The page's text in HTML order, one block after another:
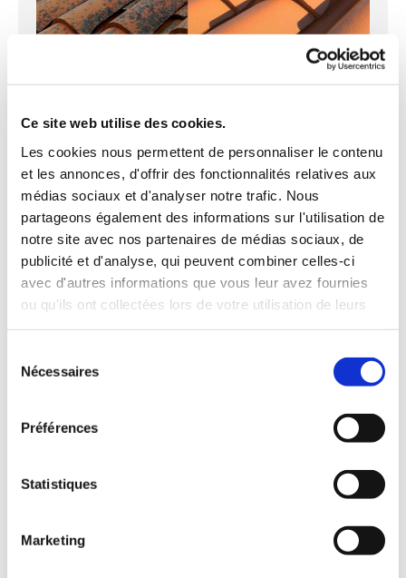
Ce site web utilise des cookies.
Les cookies nous permettent de personnaliser le contenu
et les annonces, d'offrir des fonctionnalités relatives aux
médias sociaux et d'analyser notre trafic. Nous
partageons également des informations sur l'utilisation de
notre site avec nos partenaires de médias sociaux, de
publicité et d'analyse, qui peuvent combiner celles-ci
avec d'autres informations que vous leur avez fournies
ou qu'ils ont collectées lors de votre utilisation de leurs
Nécessaires
Préférences
Statistiques
Marketing
hydrofuges
Peintures Isolantes extérieures